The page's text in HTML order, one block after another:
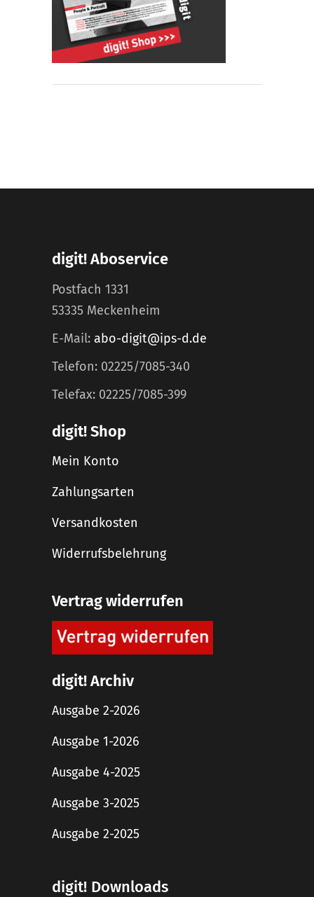
digit! Aboservice
Postfach 1331
53335 Meckenheim
E-Mail: abo-digit@ips-d.de
Telefon: 02225/7085-340
Telefax: 02225/7085-399
digit! Shop
Mein Konto
Zahlungsarten
Versandkosten
Widerrufsbelehrung
Vertrag widerrufen
digit! Archiv
Ausgabe 2-2026
Ausgabe 1-2026
Ausgabe 4-2025
Ausgabe 3-2025
Ausgabe 2-2025
digit! Downloads